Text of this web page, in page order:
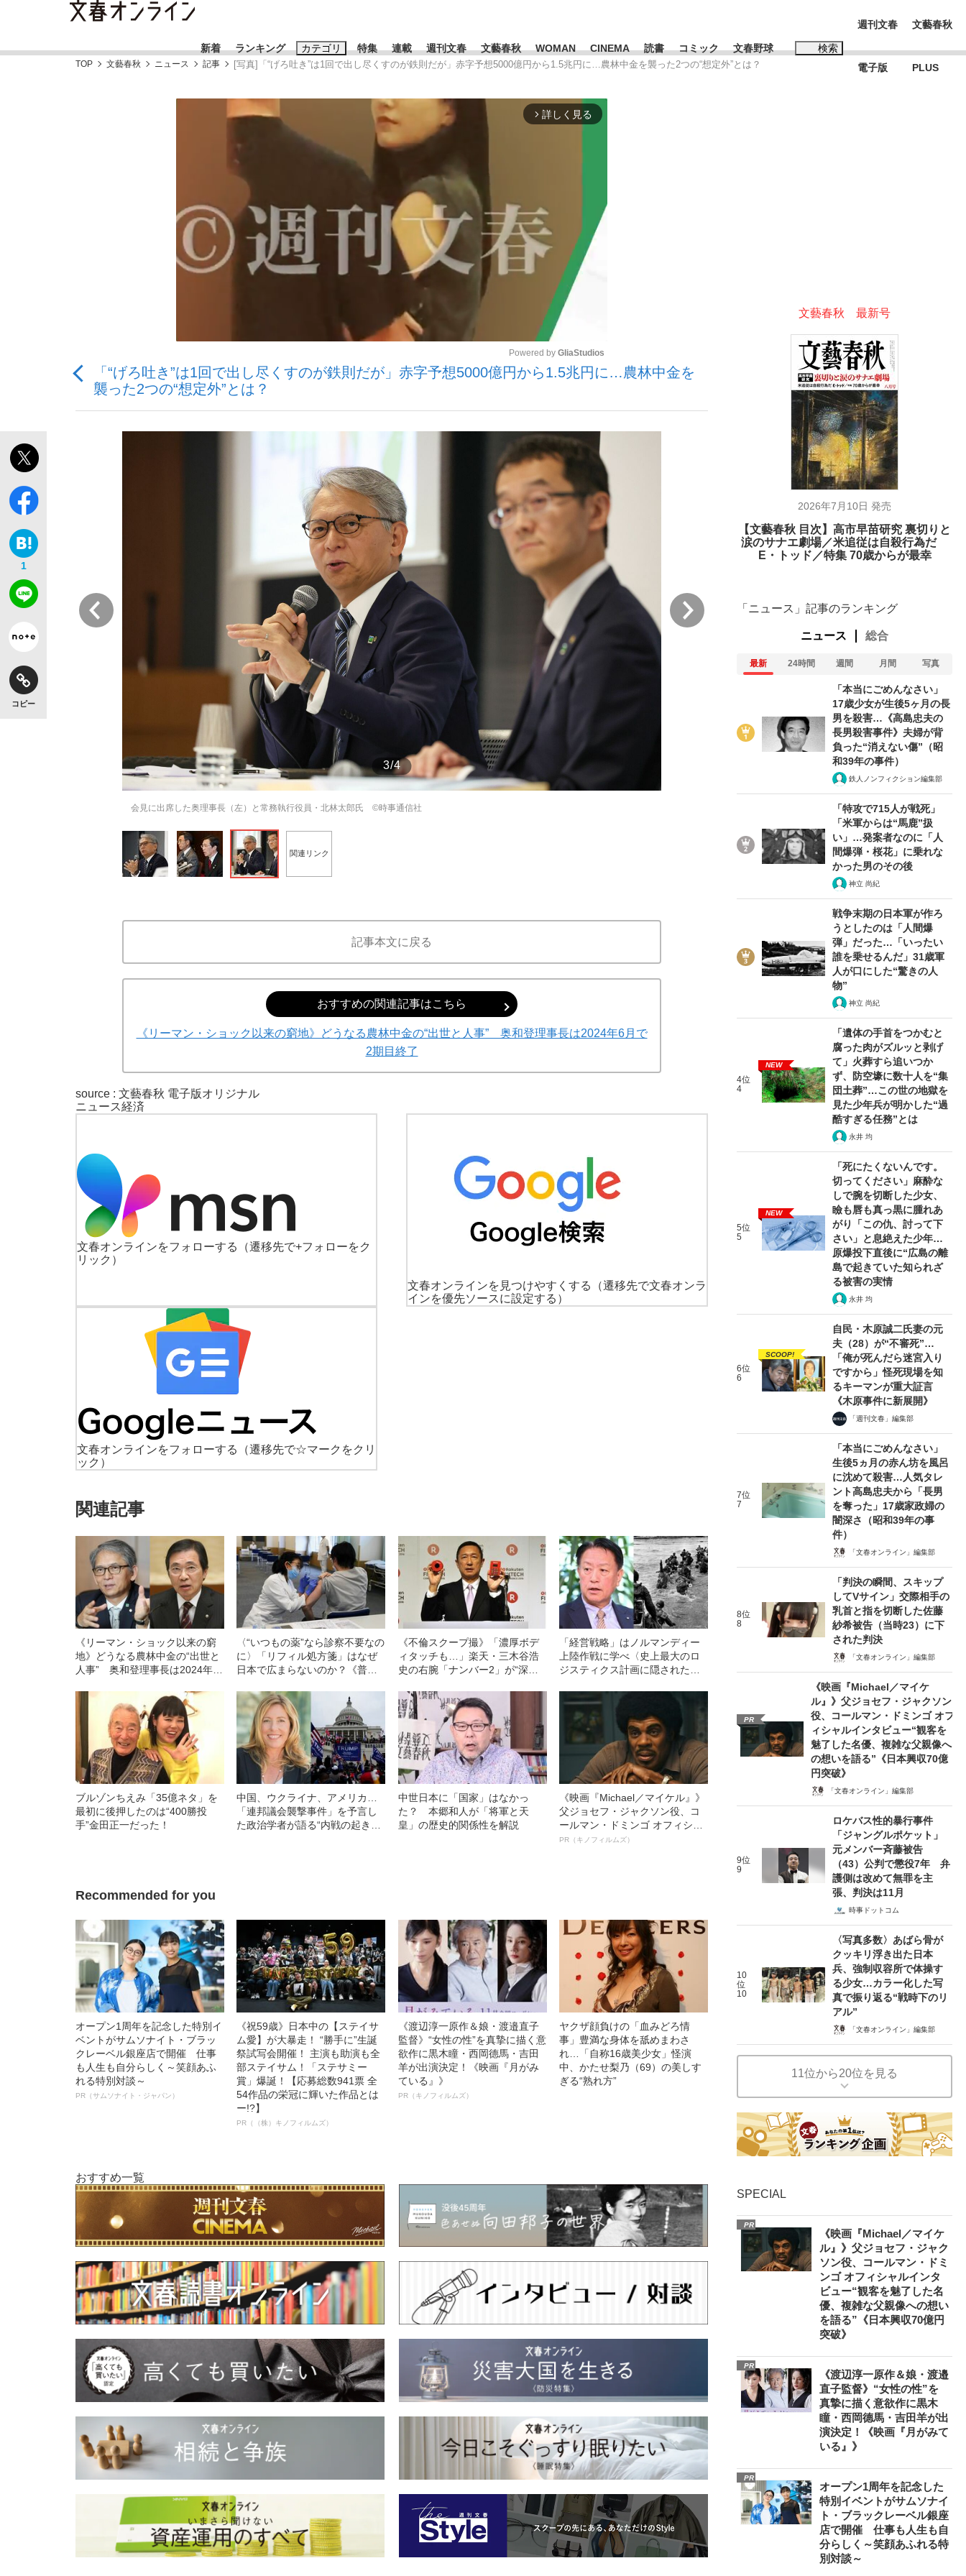
新着 ランキング カテゴリ
「90%は失敗する。でも…」本田圭佑が初めて明かした日本代表監督に... 「最悪の空気のまま解散」WBC日本代表“敗戦”の真実 選手が明かす...
「クマが悪者扱いされているのが悲しい」『北の国から』倉本聰氏（91...
「目標達成できなかったからと言って…」サッカー日本代表・森保一監督...
もっと見る
特集
いまさら聞けない資産運用のすべて
連載 週刊文春 文藝春秋 WOMAN CINEMA 読書 コミック 文春野球 検索
おすすめのキーワードタグ一覧
#高市早苗 #後藤真希 #森岡毅
#玉木雄一郎
週刊文春
電子版
文藝春秋
PLUS
TOP 文藝春秋 ニュース 記事 [写真]「“げろ吐き”は1回で出し尽くすのが鉄則だが」赤字予想5000億円から1.5兆円に…農林中金を襲った2つの“想定外”とは？
arrow_forward_ios 詳しく見る
Powered by GliaStudios
「“げろ吐き”は1回で出し尽くすのが鉄則だが」赤字予想5000億円から1.5兆円に…農林中金を
襲った2つの“想定外”とは？
1
コピー
3/4
会見に出席した奥理事長（左）と常務執行役員・北林太郎氏 ©時事通信社
「“げろ吐き”は1回で出し尽くすのが鉄則だが」赤字予
の“想定外”とは？
《リーマン・ショック以来の窮地》どうなる農林中金
〈“いつもの薬”なら診察不要なのに〉「
《不倫スクープ撮》「濃
腕「ナンバー2」が“深キョン似愛人”と不倫出張を繰
可能性も浮上》
関連リンク
記事本文に戻る
おすすめの関連記事はこちら
《リーマン・ショック以来の窮地》どうなる農林中金の“出世と人事” 奥和登理事長は2024年6月で
2期目終了
source : 文藝春秋 電子版オリジナル
ニュース経済
文春オンラインをフォローする
（遷移先で+フォローをク
リック）
文春オンラインを見つけやすくする
（遷移先で文春オンラ
インを優先ソースに設定する）
文春オンラインをフォローする
（遷移先で☆マークをクリ
ック）
関連記事
《リーマン・ショック以来の窮
地》どうなる農林中金の“出世と
人事” 奥和登理事長は2024年6
〈“いつもの薬”なら診察不要なの
に〉「リフィル処方箋」はなぜ
日本で広まらないのか？《普及
《不倫スクープ撮》「濃厚ボデ
ィタッチも…」楽天・三木谷浩
史の右腕「ナンバー2」が“深キ
していた！《特別背任罪、業務
上横領罪の可能性も浮上》
「経営戦略」はノルマンディー
上陸作戦に学べ〈史上最大のロ
ジスティクス計画に隠されたヒ
ブルゾンちえみ「35億ネタ」を
最初に後押したのは“400勝投
手”金田正一だった！
中国、ウクライナ、アメリカ…
「連邦議会襲撃事件」を予言し
た政治学者が語る“内戦の起きや
中世日本に「国家」はなかっ
た？ 本郷和人が「将軍と天
皇」の歴史的関係性を解説
《映画『Michael／マイケル』》
父ジョセフ・ジャクソン役、コ
ールマン・ドミンゴ オフィシャ
ルインタビュー“観客を魅了した
PR（キノフィルムズ）
Recommended for you
オープン1周年を記念した特別イ
ベントがサムソナイト・ブラッ
クレーベル銀座店で開催 仕事
も人生も自分らしく～笑顔あふ
れる特別対談～
PR（サムソナイト・ジャパン）
《祝59歳》日本中の【ステイサ
ム愛】が大暴走！ “勝手に”生誕
祭試写会開催！ 主演も助演も全
部ステイサム！「ステサミー
賞」爆誕！【応募総数941票 全
54作品の栄冠に輝いた作品とは
ー!?】
PR（（株）キノフィルムズ）
《渡辺淳一原作＆娘・渡邉直子
監督》“女性の性”を真摯に描く意
欲作に黒木瞳・西岡德馬・吉田
羊が出演決定！《映画『月がみ
ている』》
PR（キノフィルムズ）
ヤクザ顔負けの「血みどろ情
事」豊満な身体を舐めまわさ
れ…「自称16歳美少女」怪演
中、かたせ梨乃（69）の美しす
ぎる“熟れ方”
おすすめ一覧
文藝春秋 最新号
2026年7月10日 発売
【文藝春秋 目次】高市早苗研究 裏切りと
涙のサナエ劇場／米追従は自殺行為だ
E・トッド／特集 70歳からが最幸
「ニュース」記事のランキング
ニュース 総合
最新 24時間 週間 月間 写真
「本当にごめんなさい」
17歳少女が生後5ヶ月の長
男を殺害…《高島忠夫の
長男殺害事件》夫婦が背
負った“消えない傷”（昭
和39年の事件）
鉄人ノンフィクション編集部
「特攻で715人が戦死」
「米軍からは“馬鹿”扱
い」…発案者なのに「人
間爆弾・桜花」に乗れな
かった男のその後
神立 尚紀
戦争末期の日本軍が作ろ
うとしたのは「人間爆
弾」だった…「いったい
誰を乗せるんだ」31歳軍
人が口にした“驚きの人
物”
神立 尚紀
4位
4
NEW
「遺体の手首をつかむと
腐った肉がズルッと剥げ
て」火葬すら追いつか
ず、防空壕に数十人を“集
団土葬”…この世の地獄を
見た少年兵が明かした“過
酷すぎる任務”とは
永井 均
5位
5
NEW
「死にたくないんです。
切ってください」麻酔な
しで腕を切断した少女、
瞼も唇も真っ黒に腫れあ
がり「この仇、討って下
さい」と息絶えた少年…
原爆投下直後に“広島の離
島で起きていた知られざ
る被害の実情
永井 均
6位
6
SCOOP!
自民・木原誠二氏妻の元
夫（28）が“不審死”…
「俺が死んだら迷宮入り
ですから」怪死現場を知
るキーマンが重大証言
《木原事件に新展開》
「週刊文春」編集部
7位
7
「本当にごめんなさい」
生後5ヵ月の赤ん坊を風呂
に沈めて殺害…人気タレ
ント高島忠夫から「長男
を奪った」17歳家政婦の
闇深さ（昭和39年の事
件）
「文春オンライン」編集部
8位
8
「判決の瞬間、スキップ
してVサイン」交際相手の
乳首と指を切断した佐藤
紗希被告（当時23）に下
された判決
「文春オンライン」編集部
PR
《映画『Michael／マイケ
ル』》父ジョセフ・ジャクソン
役、コールマン・ドミンゴ オフ
ィシャルインタビュー“観客を
魅了した名優、複雑な父親像へ
の想いを語る”《日本興収70億
円突破》
「文春オンライン」編集部
9位
9
ロケバス性的暴行事件
「ジャングルポケット」
元メンバー斉藤被告
（43）公判で懲役7年 弁
護側は改めて無罪を主
張、判決は11月
時事ドットコム
10
位
10
〈写真多数〉あばら骨が
クッキリ浮き出た日本
兵、強制収容所で体操す
る少女…カラー化した写
真で振り返る“戦時下のリ
アル”
「文春オンライン」編集部
11位から20位を見る
SPECIAL
PR
《映画『Michael／マイケ
ル』》父ジョセフ・ジャク
ソン役、コールマン・ドミ
ンゴ オフィシャルインタ
ビュー“観客を魅了した名
優、複雑な父親像への想い
を語る”《日本興収70億円
突破》
PR
《渡辺淳一原作＆娘・渡邉
直子監督》“女性の性”を
真摯に描く意欲作に黒木
瞳・西岡德馬・吉田羊が出
演決定！《映画『月がみて
いる』》
PR
オープン1周年を記念した
特別イベントがサムソナイ
ト・ブラックレーベル銀座
店で開催 仕事も人生も自
分らしく～笑顔あふれる特
別対談～